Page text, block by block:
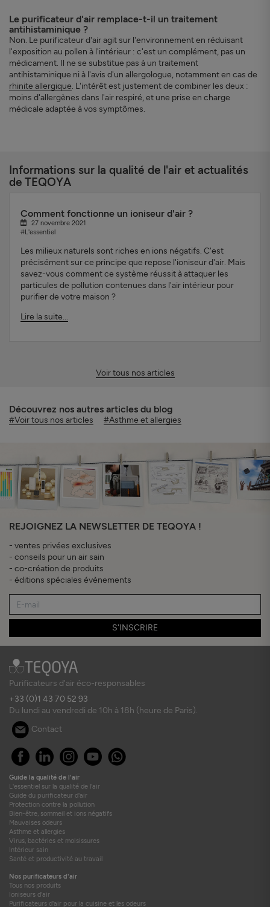
Le purificateur d'air remplace-t-il un traitement
antihistaminique ?
Non. Le purificateur d'air agit sur l'environnement en réduisant
l'exposition au pollen à l'intérieur : c'est un complément, pas un
médicament. Il ne se substitue pas à un traitement
antihistaminique ni à l'avis d'un allergologue, notamment en cas de
rhinite allergique. L'intérêt est justement de combiner les deux :
moins d'allergènes dans l'air respiré, et une prise en charge
médicale adaptée à vos symptômes.
Informations sur la qualité de l'air et actualités
de TEQOYA
Comment fonctionne un ioniseur d'air ?
27 novembre 2021
#L'essentiel
Les milieux naturels sont riches en ions négatifs. C'est
précisément sur ce principe que repose l'ioniseur d'air. Mais
savez-vous comment ce système réussit à attaquer les
particules de pollution contenues dans l'air intérieur pour
purifier de votre maison ?
Lire la suite...
Voir tous nos articles
Découvrez nos autres articles du blog
#Voir tous nos articles #Asthme et allergies
REJOIGNEZ LA NEWSLETTER DE TEQOYA !
- ventes privées exclusives
- conseils pour un air sain
- co-création de produits
- éditions spéciales évènements
S'INSCRIRE
Purificateurs d'air éco-responsables
+33 (0)1 43 70 52 93
Du lundi au vendredi de 10h à 18h (heure de Paris).
Contact
Guide la qualité de l'air
L'essentiel sur la qualité de l'air
Guide du purificateur d'air
Protection contre la pollution
Bien-être, sommeil et ions négatifs
Mauvaises odeurs
Asthme et allergies
Virus, bactéries et moisissures
Intérieur sain
Santé et productivité au travail
Nos purificateurs d'air
Tous nos produits
Ioniseurs d'air
Purificateurs d'air pour la cuisine et les odeurs